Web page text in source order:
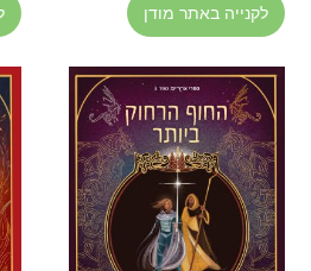
לקנייה באתר מודן